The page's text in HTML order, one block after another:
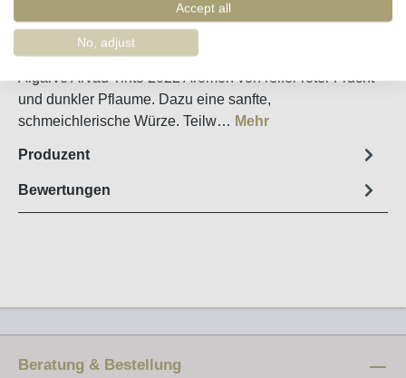
Steckbrief
Algarve Arvad Tinto 2022 Aromen von reifer roter Frucht
und dunkler Pflaume. Dazu eine sanfte,
schmeichlerische Würze. Teilw… Mehr
Produzent
Bewertungen
Beratung & Bestellung
Accept all
No, adjust